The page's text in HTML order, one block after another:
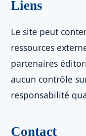
Liens
Le site peut
ressources
partenaires
aucun contrôle
responsabilité
Contact